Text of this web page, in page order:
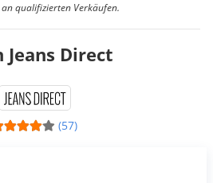
qualifizierten Verkäufen.
Jeans Direct
(57)